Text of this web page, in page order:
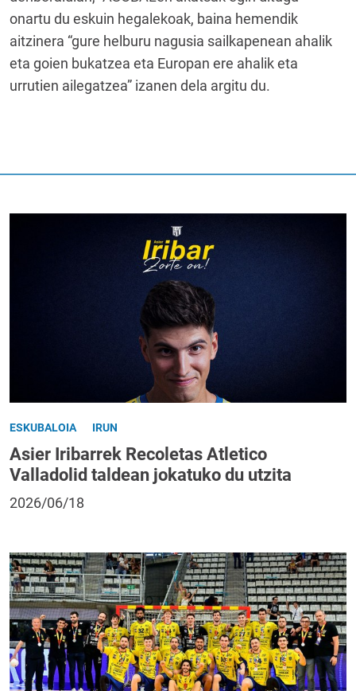
onartu du eskuin hegalekoak, baina hemendik
aitzinera “gure helburu nagusia sailkapenean ahalik
eta goien bukatzea eta Europan ere ahalik eta
urrutien ailegatzea” izanen dela argitu du.
ESKUBALOIA IRUN
Asier Iribarrek Recoletas Atletico
Valladolid taldean jokatuko du utzita
2026/06/18